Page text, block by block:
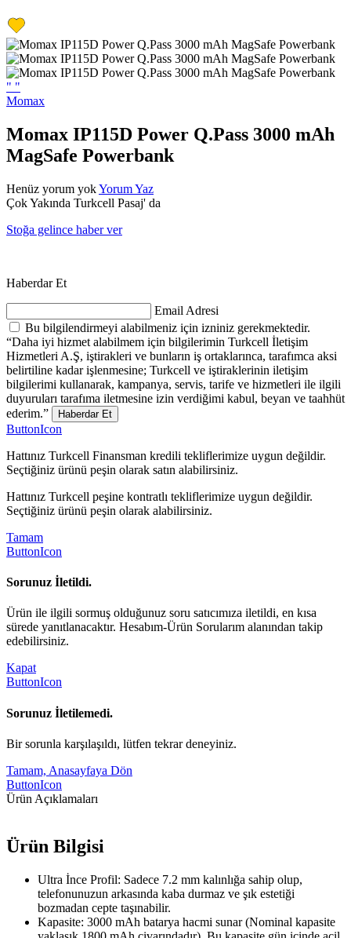
" "
Momax
Momax IP115D Power Q.Pass 3000 mAh
MagSafe Powerbank
Henüz yorum yokYorum Yaz
Çok Yakında Turkcell Pasaj' da
Stoğa gelince haber ver
Haberdar Et
Email Adresi
Bu bilgilendirmeyi alabilmeniz için izniniz gerekmektedir.
“Daha iyi hizmet alabilmem için bilgilerimin Turkcell İletişim
Hizmetleri A.Ş, iştirakleri ve bunların iş ortaklarınca, tarafımca aksi
belirtiline kadar işlenmesine; Turkcell ve iştiraklerinin iletişim
bilgilerimi kullanarak, kampanya, servis, tarife ve hizmetleri ile ilgili
duyuruları tarafıma iletmesine izin verdiğimi kabul, beyan ve taahhüt
ederim.”
Haberdar Et
ButtonIcon
Hattınız Turkcell Finansman kredili tekliflerimize uygun değildir.
Seçtiğiniz ürünü peşin olarak satın alabilirsiniz.
Hattınız Turkcell peşine kontratlı tekliflerimize uygun değildir.
Seçtiğiniz ürünü peşin olarak alabilirsiniz.
Tamam
ButtonIcon
Sorunuz İletildi.
Ürün ile ilgili sormuş olduğunuz soru satıcımıza iletildi, en kısa
sürede yanıtlanacaktır. Hesabım-Ürün Sorularım alanından takip
edebilirsiniz.
Kapat
ButtonIcon
Sorunuz İletilemedi.
Bir sorunla karşılaşıldı, lütfen tekrar deneyiniz.
Tamam, Anasayfaya Dön
ButtonIcon
Ürün Açıklamaları
Ürün Bilgisi
Ultra İnce Profil: Sadece 7.2 mm kalınlığa sahip olup,
telefonunuzun arkasında kaba durmaz ve şık estetiği
bozmadan cepte taşınabilir.
Kapasite: 3000 mAh batarya hacmi sunar (Nominal kapasite